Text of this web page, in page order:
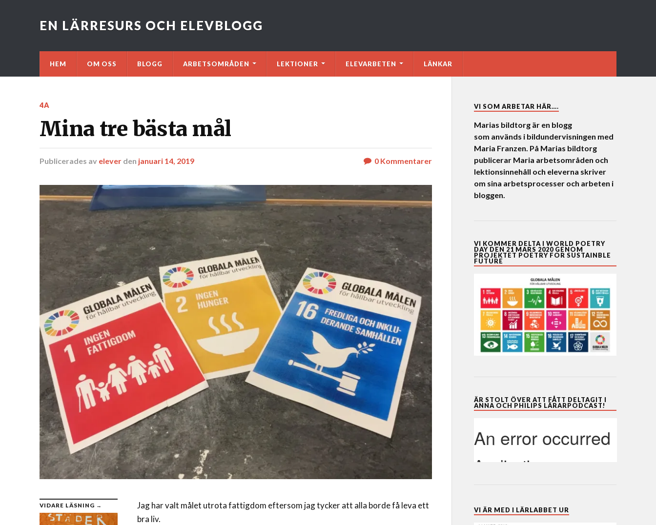
EN LÄRRESURS OCH ELEVBLOGG
HEM OM OSS BLOGG ARBETSOMRÅDEN LEKTIONER ELEVARBETEN LÄNKAR
4A
Mina tre bästa mål
Publicerades av elever den januari 14, 2019 0Kommentarer
VIDARE LÄSNING →
Jag har valt målet utrota fattigdom eftersom jag tycker att alla borde få leva ett
bra liv.
VI SOM ARBETAR HÄR….
Marias bildtorg är en blogg
som används i bildundervisningen med
Maria Franzen. På Marias bildtorg
publicerar Maria arbetsområden och
lektionsinnehåll och eleverna skriver
om sina arbetsprocesser och arbeten i
bloggen.
VI KOMMER DELTA I WORLD POETRY
DAY DEN 21 MARS 2020 GENOM
PROJEKTET POETRY FOR SUSTAINBLE
FUTURE
ÄR STOLT ÖVER ATT FÅTT DELTAGIT I
ANNA OCH PHILIPS LÄRARPODCAST!
VI ÄR MED I LÄRLABBET UR